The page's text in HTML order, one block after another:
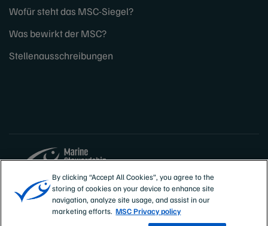
Wofür steht das MSC-Siegel?
Was bewirkt der MSC?
Stellenausschreibungen
Sites
Deutschland, Österreich, Schweiz
By clicking “Accept All Cookies”, you agree to the
storing of cookies on your device to enhance site
navigation, analyze site usage, and assist in our
marketing efforts. MSC Privacy policy